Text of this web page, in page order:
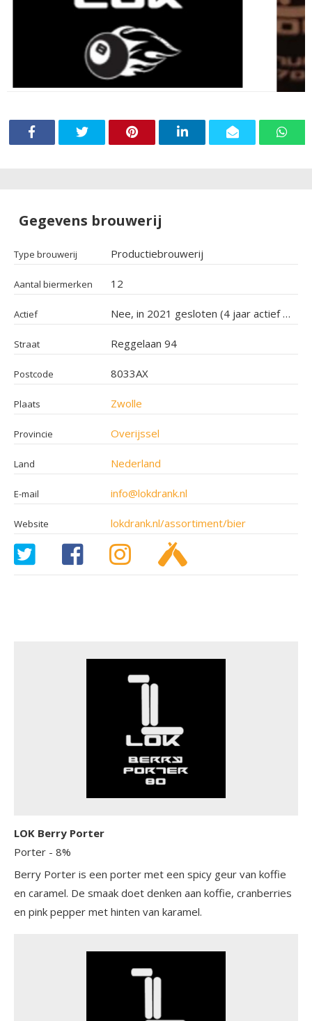
Gegevens brouwerij
Type brouwerij Productiebrouwerij
Aantal biermerken 12
Actief Nee, in 2021 gesloten (4 jaar actief geweest)
Straat Reggelaan 94
Postcode 8033AX
Plaats Zwolle
Provincie Overijssel
Land Nederland
E-mail info@lokdrank.nl
Website lokdrank.nl/assortiment/bier
LOK Berry Porter
Porter - 8%
Berry Porter is een porter met een spicy geur van koffie
en caramel. De smaak doet denken aan koffie, cranberries
en pink pepper met hinten van karamel.